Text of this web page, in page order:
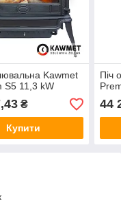
Kawmet
S5 11,3 kW
₴
Купити
Піч
44